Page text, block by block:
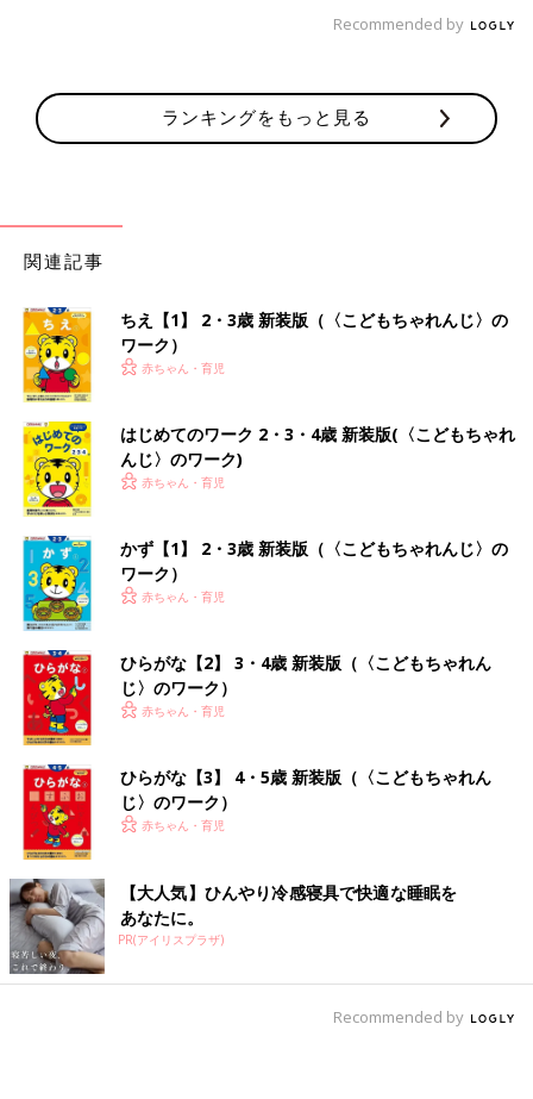
Recommended by
ランキングをもっと見る
関連記事
ちえ【1】 2・3歳 新装版（〈こどもちゃれんじ〉の
ワーク）
赤ちゃん・育児
はじめてのワーク 2・3・4歳 新装版(〈こどもちゃれ
んじ〉のワーク)
赤ちゃん・育児
かず【1】 2・3歳 新装版（〈こどもちゃれんじ〉の
ワーク）
赤ちゃん・育児
ひらがな【2】 3・4歳 新装版（〈こどもちゃれん
じ〉のワーク）
赤ちゃん・育児
ひらがな【3】 4・5歳 新装版（〈こどもちゃれん
じ〉のワーク）
赤ちゃん・育児
【大人気】ひんやり冷感寝具で快適な睡眠を
あなたに。
PR(アイリスプラザ)
Recommended by